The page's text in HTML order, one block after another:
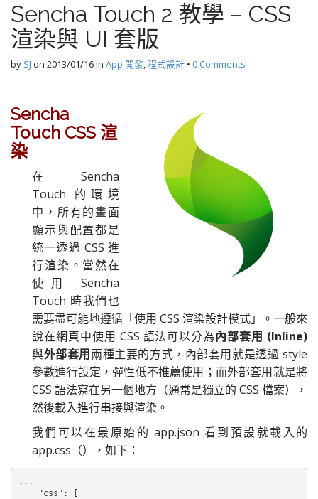
Sencha Touch 2 教學 – CSS
渲染與 UI 套版
by SJ on 2013/01/16in App 開發,程式設計 • 0 Comments
Sencha
Touch CSS 渲
染
在 Sencha
Touch 的環境
中，所有的畫面
顯示與配置都是
統一透過 CSS 進
行渲染。當然在
使用 Sencha
Touch 時我們也
需要盡可能地遵循「使用 CSS 渲染設計模式」。一般來
說在網頁中使用 CSS 語法可以分為內部套用 (Inline)
與外部套用兩種主要的方式，內部套用就是透過 style
參數進行設定，彈性低不推薦使用；而外部套用就是將
CSS 語法寫在另一個地方（通常是獨立的 CSS 檔案），
然後載入進行串接與渲染。
我們可以在最原始的 app.json 看到預設就載入的
app.css（），如下：
...
    "css": [